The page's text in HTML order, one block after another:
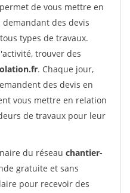
de vous mettre en
des devis
types de travaux.
trouver des
. Chaque jour,
des devis en
vous mettre en relation
de travaux pour leur
du réseau chantier-
gratuite et sans
pour recevoir des